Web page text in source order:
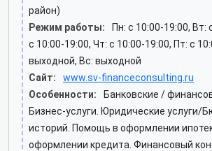
район)
Режим работы:
Пн: c 10:00-19:00, Вт:
c 10:00-19:00, Чт: c 10:00-19:00, Пт: c
выходной, Вс: выходной
Сайт:
www.sv-financeconsulting.ru
Особенности:
Банковские /
Бизнес-услуги. Юридические услуги/
историй. Помощь в оформлении
оформлении кредита. Финансовый